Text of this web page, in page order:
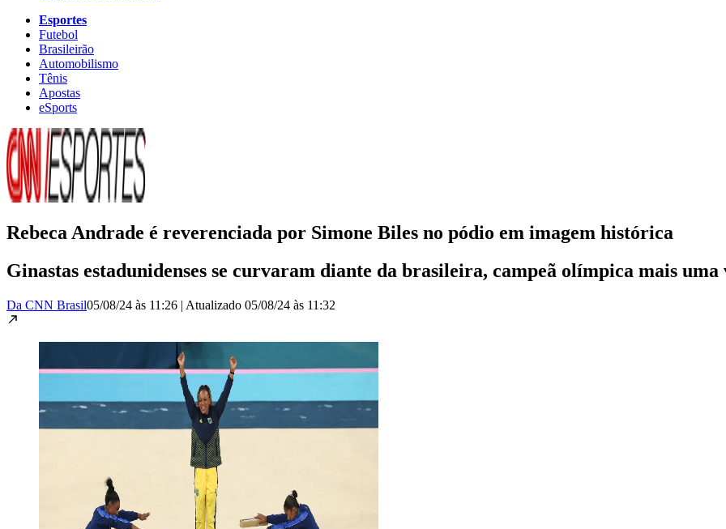
Esportes
Futebol
Brasileirão
Automobilismo
Tênis
Apostas
eSports
Rebeca Andrade é reverenciada por Simone Biles no pódio em imagem histórica
Ginastas estadunidenses se curvaram diante da brasileira, campeã olímpica mais uma
Da CNN Brasil05/08/24 às 11:26 | Atualizado 05/08/24 às 11:32